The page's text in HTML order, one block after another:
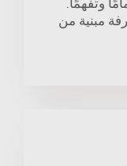
وتفهمًا.
مبنية من